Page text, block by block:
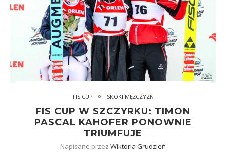
FIS CUP SKOKI MĘŻCZYZN
FIS CUP W SZCZYRKU: TIMON
PASCAL KAHOFER PONOWNIE
TRIUMFUJE
Napisane przez Wiktoria Grudzień